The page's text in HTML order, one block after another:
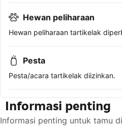
Hewan peliharaan
Hewan peliharaan tartikelak
Pesta
Pesta/acara tartikelak diizinkan.
Informasi penting
Informasi penting untuk tamu di